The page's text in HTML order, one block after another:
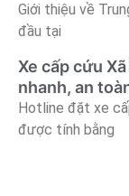
Giới thiệu về
đầu tại
Xe cấp cứu
nhanh, an
Hotline đặt xe
được tính bằng